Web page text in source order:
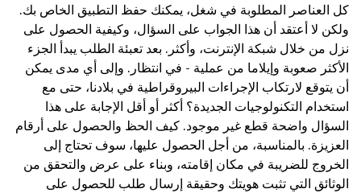
كل العناصر المطلوبة في شغل، يمكنك حفظ التطبيق الخاص بك.
ولكن لا أعتقد أن هذا الجواب على السؤال، وكيفية الحصول على
نزل من خلال شبكة الإنترنت، وأكثر. بعد تعبئة الطلب يبدأ الجزء
الأكثر صعوبة وإيلاما من عملية - في انتظار. وإلى أي مدى يمكن
أن يتوقع لارتكاب الإجراءات البيروقراطية في بلادنا، حتى مع
استخدام التكنولوجيات الجديدة؟ أكثر أو أقل الإجابة على هذا
السؤال واضحة قطع غير موجود. كيف الحظ والحصول على أرقام
العزيزة. بالمناسبة، من أجل الحصول عليها، سوف تحتاج إلى
الخروج للضريبة في مكان إقامته، وبناء على عرض والتحقق من
الوثائق التي تثبت هويتك وحقيقة إرسال طلب للحصول على